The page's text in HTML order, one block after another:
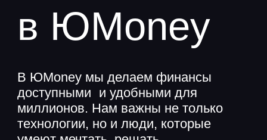
В ЮMoney мы делаем финансы
доступными и удобными для
миллионов. Нам важны не только
и создавать. Если вы хотите
участвовать в развитии
амбициозного и современного
сервиса — присоединяйтесь
к ЮTeam!